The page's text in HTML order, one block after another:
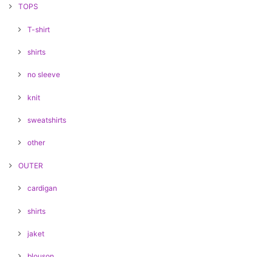
TOPS
T-shirt
shirts
no sleeve
knit
sweatshirts
other
OUTER
cardigan
shirts
jaket